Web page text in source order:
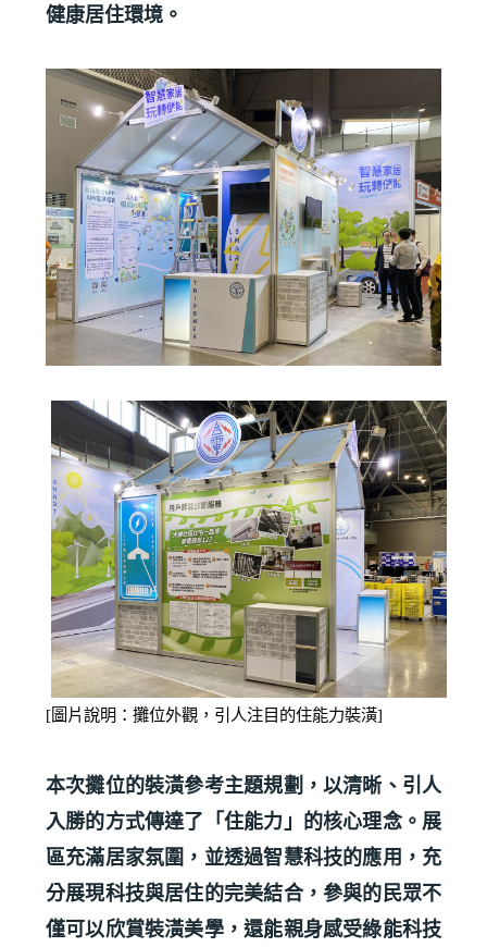
健康居住環境。
[圖片說明：攤位外觀，引人注目的住能力裝潢]
本次攤位的裝潢參考主題規劃，以清晰、引人
入勝的方式傳達了「住能力」的核心理念。展
區充滿居家氛圍，並透過智慧科技的應用，充
分展現科技與居住的完美結合，參與的民眾不
僅可以欣賞裝潢美學，還能親身感受綠能科技